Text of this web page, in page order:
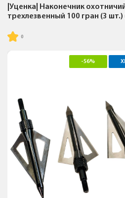
|Уценка| Наконечник
трехлезвенный 100 гран (3
-56%